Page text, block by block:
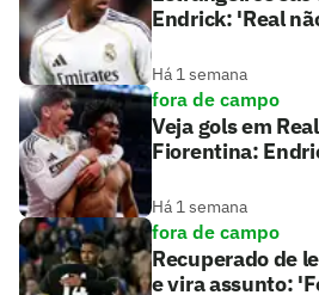
Endrick: 'Real
Há 1 semana
fora de campo
Veja gols em
Fiorentina:
Há 1 semana
fora de campo
Recuperado de
e vira assunto: